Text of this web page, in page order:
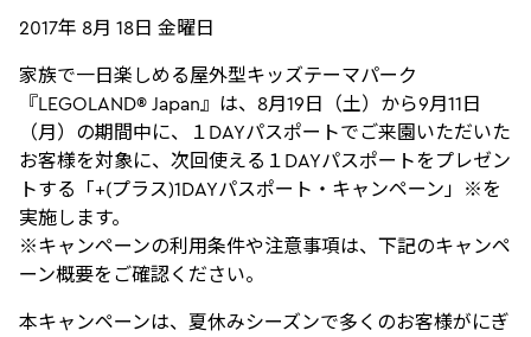
2017年 8月 18日 金曜日
家族で一日楽しめる屋外型キッズテーマパーク
『LEGOLAND® Japan』は、8月19日（土）から9月11日
（月）の期間中に、１DAYパスポートでご来園いただいた
お客様を対象に、次回使える１DAYパスポートをプレゼン
トする「+(プラス)1DAYパスポート・キャンペーン」※を
実施します。
※キャンペーンの利用条件や注意事項は、下記のキャンペ
ーン概要をご確認ください。
本キャンペーンは、夏休みシーズンで多くのお客様がにぎ